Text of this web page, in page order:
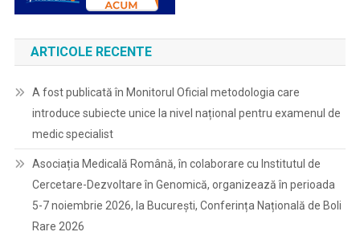
ARTICOLE RECENTE
A fost publicată în Monitorul Oficial metodologia care
introduce subiecte unice la nivel național pentru examenul de
medic specialist
Asociația Medicală Română, în colaborare cu Institutul de
Cercetare-Dezvoltare în Genomică, organizează în perioada
5-7 noiembrie 2026, la București, Conferința Națională de Boli
Rare 2026